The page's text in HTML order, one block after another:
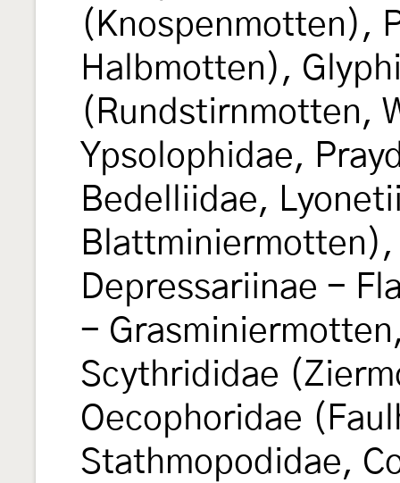
(Knospenmotten),
Halbmotten),
(Rundstirnmotten,
Ypsolophidae,
Bedelliidae,
Depressariinae -
-
Scythrididae
Oecophoridae
Stathmopodidae,